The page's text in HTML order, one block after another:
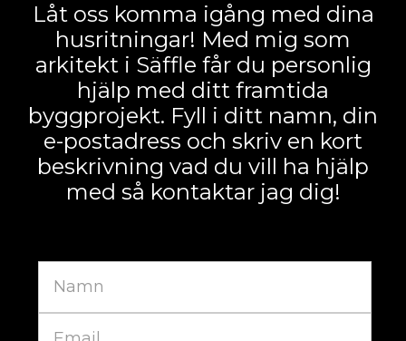
Låt oss komma igång med dina
husritningar! Med mig som
arkitekt i Säffle får du personlig
hjälp med ditt framtida
byggprojekt. Fyll i ditt namn, din
e-postadress och skriv en kort
beskrivning vad du vill ha hjälp
med så kontaktar jag dig!